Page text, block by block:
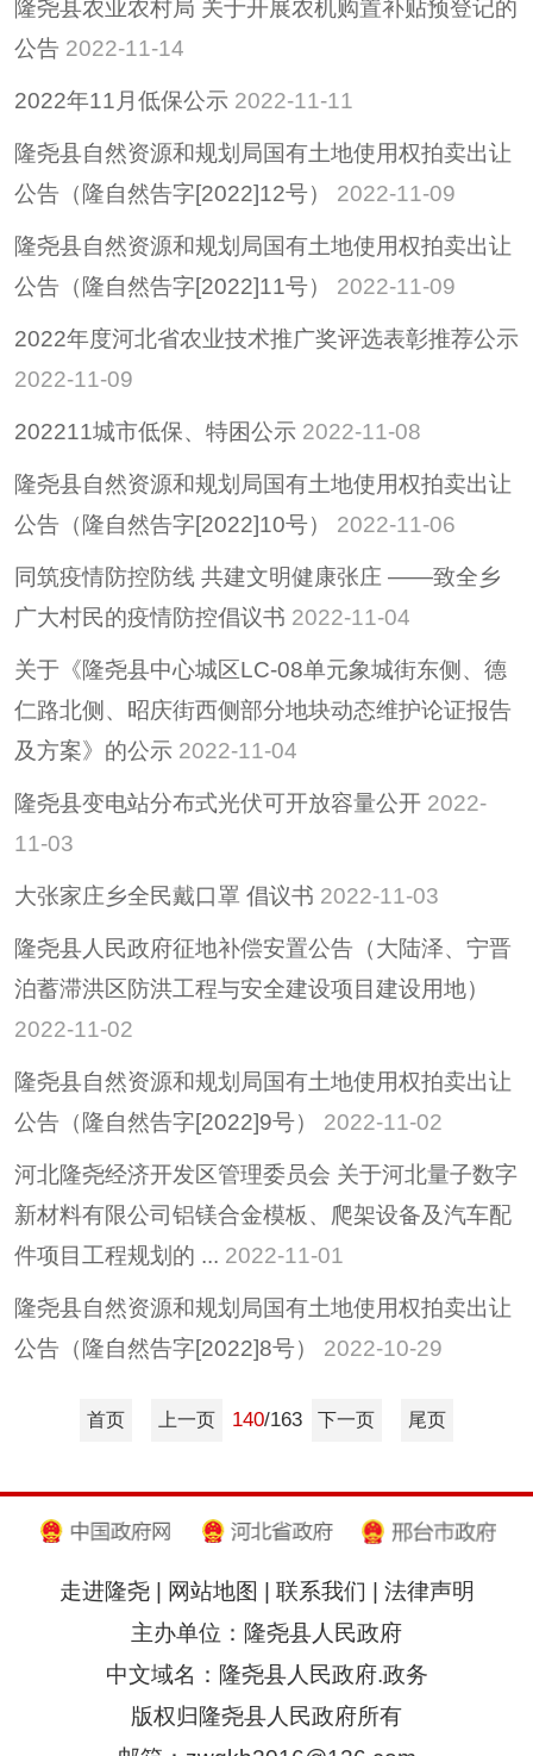
隆尧县农业农村局 关于开展农机购置补贴预登记的
公告 2022-11-14
2022年11月低保公示 2022-11-11
隆尧县自然资源和规划局国有土地使用权拍卖出让
公告（隆自然告字[2022]12号）
2022-11-09
隆尧县自然资源和规划局国有土地使用权拍卖出让
公告（隆自然告字[2022]11号）
2022-11-09
2022年度河北省农业技术推广奖评选表彰推荐公示
2022-11-09
202211城市低保、特困公示 2022-11-08
隆尧县自然资源和规划局国有土地使用权拍卖出让
公告（隆自然告字[2022]10号）
2022-11-06
同筑疫情防控防线 共建文明健康张庄 ——致全乡
广大村民的疫情防控倡议书 2022-11-04
关于《隆尧县中心城区LC-08单元象城街东侧、德
仁路北侧、昭庆街西侧部分地块动态维护论证报告
及方案》的公示 2022-11-04
隆尧县变电站分布式光伏可开放容量公开 2022-
11-03
大张家庄乡全民戴口罩 倡议书 2022-11-03
隆尧县人民政府征地补偿安置公告（大陆泽、宁晋
泊蓄滞洪区防洪工程与安全建设项目建设用地）
2022-11-02
隆尧县自然资源和规划局国有土地使用权拍卖出让
公告（隆自然告字[2022]9号）
2022-11-02
河北隆尧经济开发区管理委员会 关于河北量子数字
新材料有限公司铝镁合金模板、爬架设备及汽车配
件项目工程规划的 ... 2022-11-01
隆尧县自然资源和规划局国有土地使用权拍卖出让
公告（隆自然告字[2022]8号）
2022-10-29
首页 上一页 140/163 下一页 尾页
走进隆尧| 网站地图 联系我们
法律声明
主办单位：隆尧县人民政府
中文域名：隆尧县人民政府.政务
版权归隆尧县人民政府所有